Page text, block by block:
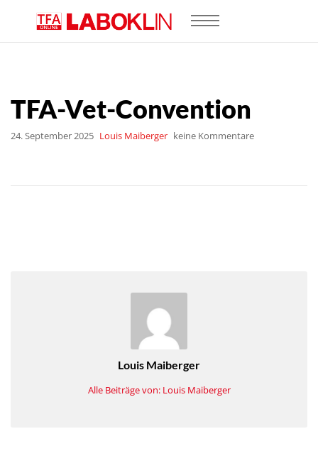
TFA-Vet-Convention
24. September 2025 Louis Maiberger keine Kommentare
Louis Maiberger
Alle Beiträge von: Louis Maiberger